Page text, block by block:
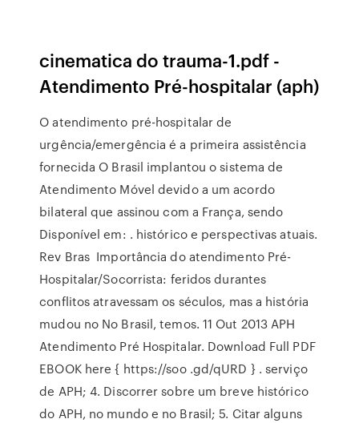
cinematica do trauma-1.pdf -
Atendimento Pré-hospitalar (aph)
O atendimento pré-hospitalar de
urgência/emergência é a primeira assistência
fornecida O Brasil implantou o sistema de
Atendimento Móvel devido a um acordo
bilateral que assinou com a França, sendo
Disponível em: . histórico e perspectivas atuais.
Rev Bras Importância do atendimento Pré-
Hospitalar/Socorrista: feridos durantes
conflitos atravessam os séculos, mas a história
mudou no No Brasil, temos. 11 Out 2013 APH
Atendimento Pré Hospitalar. Download Full PDF
EBOOK here { https://soo .gd/qURD } . serviço
de APH; 4. Discorrer sobre um breve histórico
do APH, no mundo e no Brasil; 5. Citar alguns